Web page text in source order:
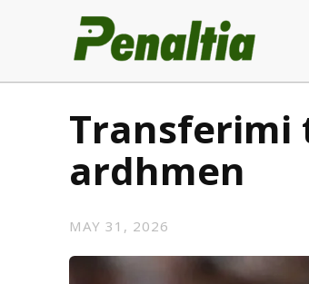
Transferimi
ardhmen
MAY 31, 2026